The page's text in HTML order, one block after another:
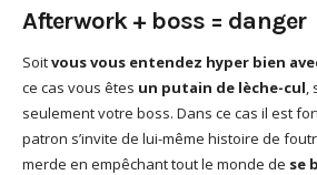
Afterwork + boss = danger
Soitvous vous entendez hyper bien
ce cas vous êtes un putain de lèche-cul,
seulement votre boss. Dans ce cas il est
patron s’invite de lui-même histoire de
merde en empêchant tout le monde de se